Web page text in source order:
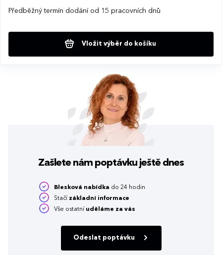
Předběžný termín dodání od 15 pracovních dnů
Vložit výběr do košíku
Zašlete nám poptávku ještě dnes
Blesková nabídka do 24 hodin
Stačí základní informace
Vše ostatní uděláme za vás
Odeslat poptávku